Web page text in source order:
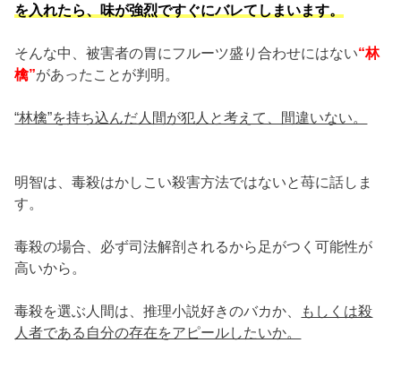
を入れたら、味が強烈ですぐにバレてしまいます。
そんな中、被害者の胃にフルーツ盛り合わせにはない“林
檎”があったことが判明。
“林檎”を持ち込んだ人間が犯人と考えて、間違いない。
明智は、毒殺はかしこい殺害方法ではないと苺に話しま
す。
毒殺の場合、必ず司法解剖されるから足がつく可能性が
高いから。
毒殺を選ぶ人間は、推理小説好きのバカか、
もしくは殺
人者である自分の存在をアピールしたいか。